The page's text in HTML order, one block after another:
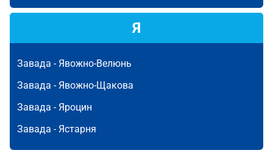
Я
Завада - Явожно-Велюнь
Завада - Явожно-Щакова
Завада - Яроцин
Завада - Ястарня